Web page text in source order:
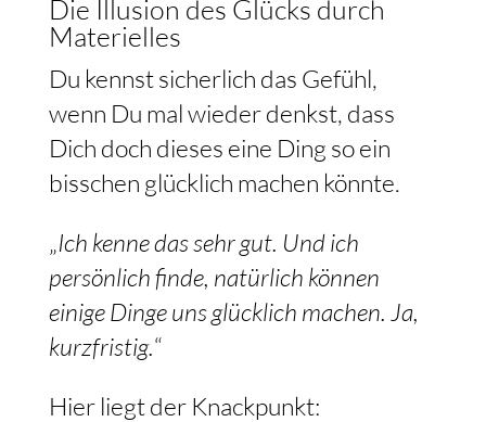
Die Illusion des Glücks durch
Materielles
Du kennst sicherlich das Gefühl,
wenn Du mal wieder denkst, dass
Dich doch dieses eine Ding so ein
bisschen glücklich machen könnte.
„Ich kenne das sehr gut. Und ich
persönlich finde, natürlich können
einige Dinge uns glücklich machen. Ja,
kurzfristig.“
Hier liegt der Knackpunkt: